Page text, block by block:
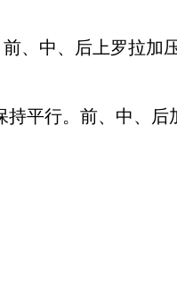
、中、后上罗拉加
平行。前、中、后